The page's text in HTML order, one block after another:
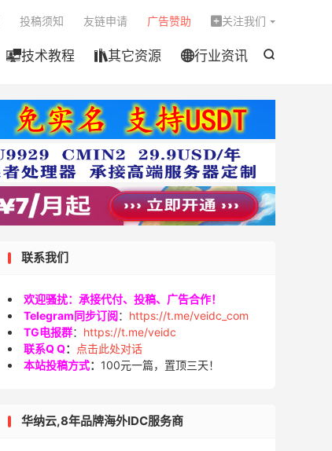

技术教程 其它资源 行业资讯
投稿须知 友链申请 广告赞助  关注我们
联系我们
欢迎骚扰：承接代付、投稿、广告合作！
Telegram同步订阅： https://t.me/veidc_com
TG电报群： https://t.me/veidc
联系Q Q：
点击此处对话
本站投稿方式： 100元一篇，置顶三天！
华纳云,8年品牌海外IDC服务商